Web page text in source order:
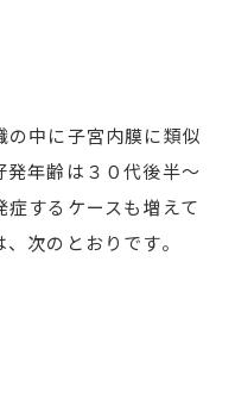
中に子宮内膜に類似
発年齢は３０代後半～
するケースも増えて
次のとおりです。